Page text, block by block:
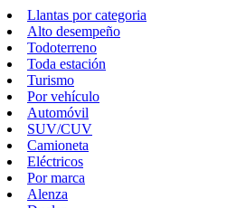
Llantas por categoria
Alto desempeño
Todoterreno
Toda estación
Turismo
Por vehículo
Automóvil
SUV/CUV
Camioneta
Eléctricos
Por marca
Alenza